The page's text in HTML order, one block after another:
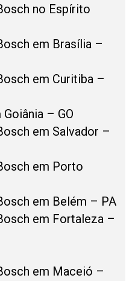
no Espírito
em Brasília –
em Curitiba –
– GO
em Salvador –
em Porto
em Belém – PA
em Fortaleza –
em Maceió –